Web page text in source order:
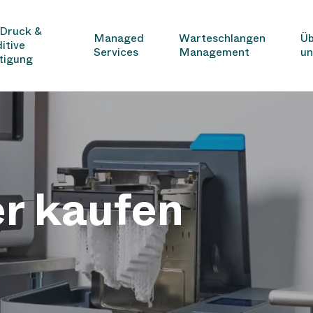
&
Managed
Services
Warteschlangen
Management
kaufen